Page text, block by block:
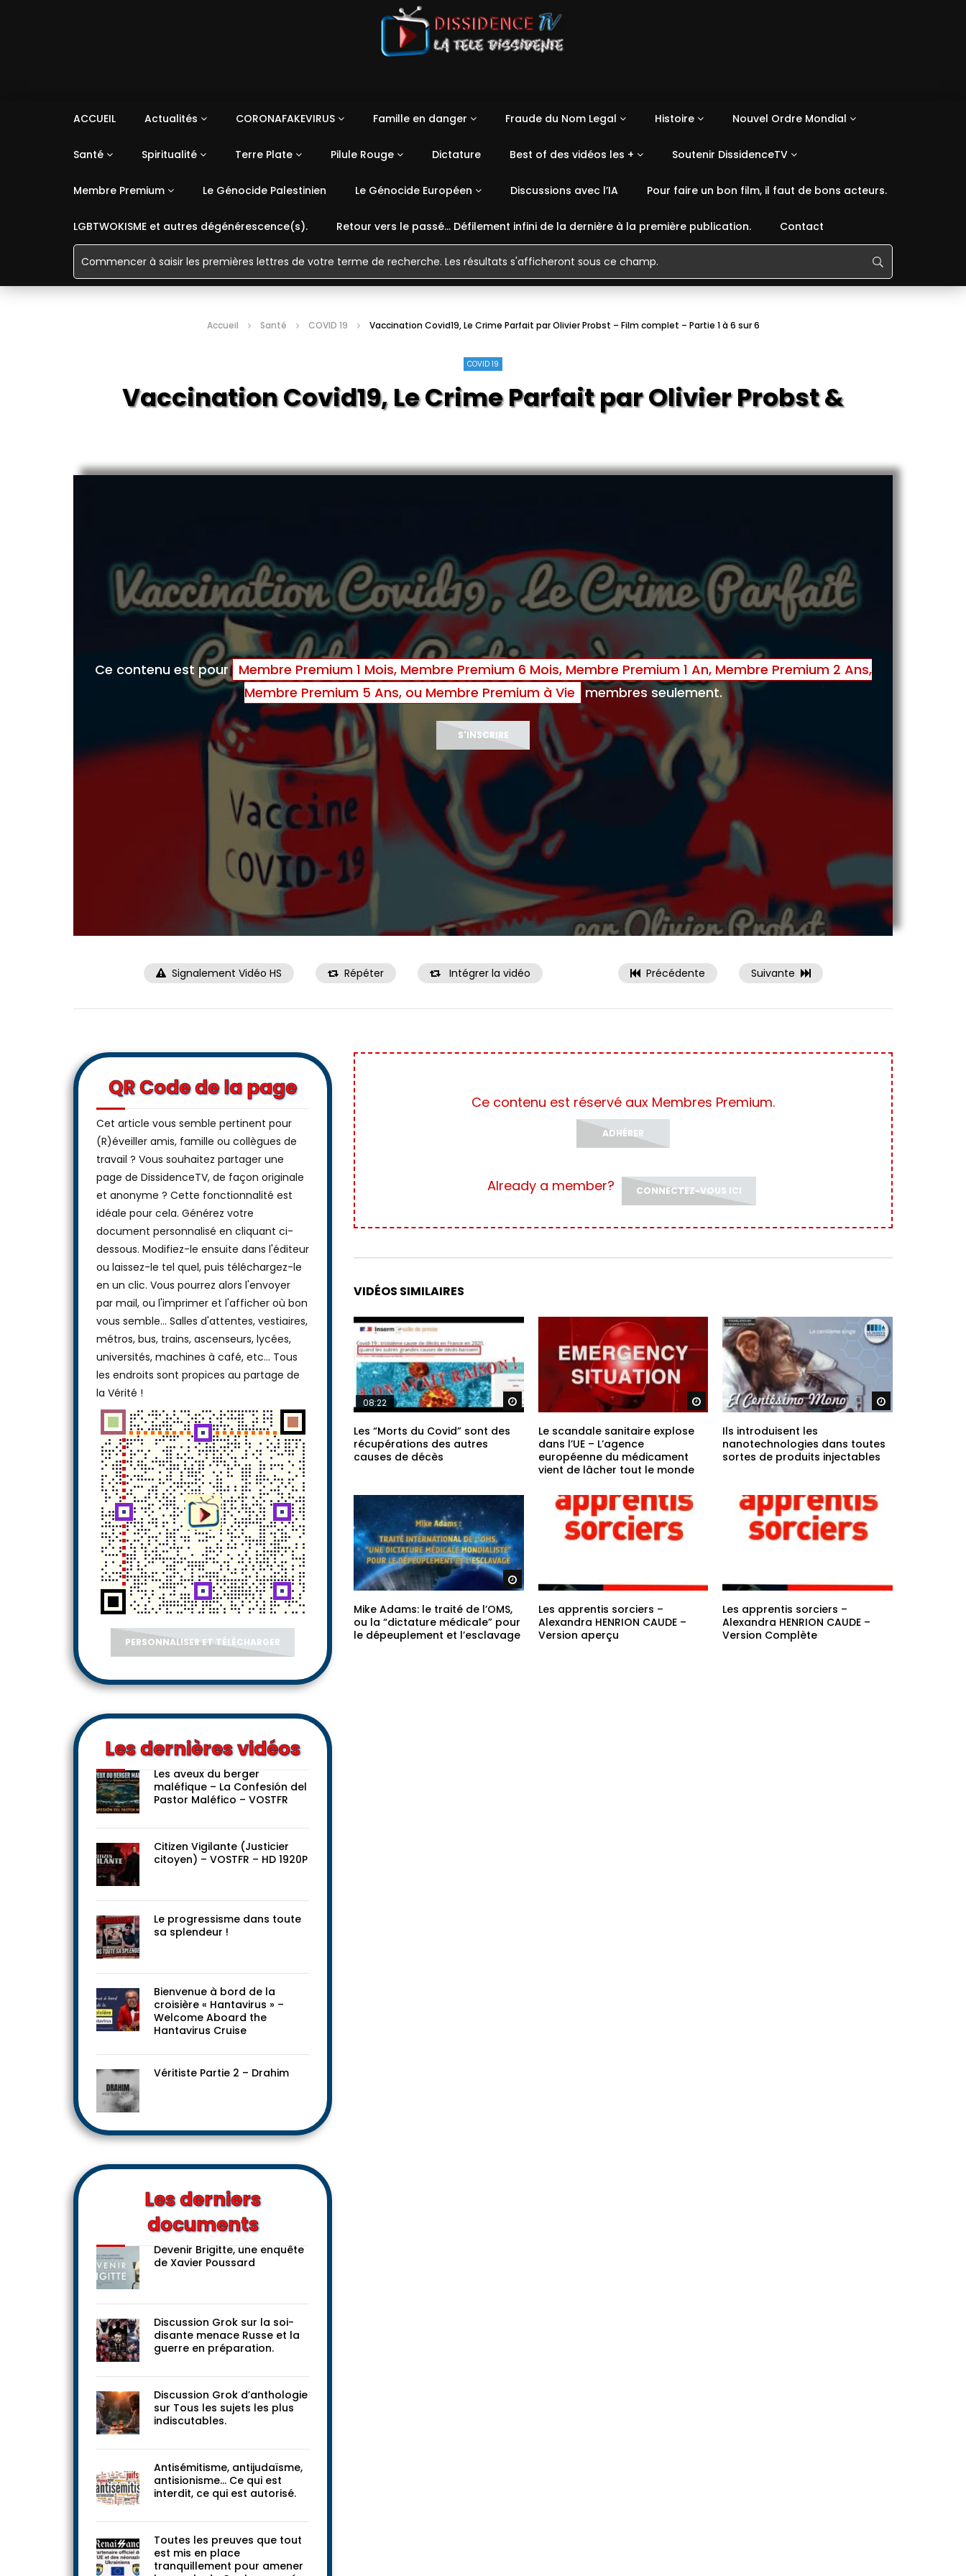
ACCUEIL Actualités CORONAFAKEVIRUS Famille en danger Fraude du Nom Legal Histoire Nouvel Ordre Mondial
Santé Spiritualité Terre Plate Pilule Rouge Dictature Best of des vidéos les + Soutenir DissidenceTV
Membre Premium Le Génocide Palestinien Le Génocide Européen Discussions avec l’IA Pour faire un bon film, il faut de bons acteurs.
LGBTWOKISME et autres dégénérescence(s). Retour vers le passé… Défilement infini de la dernière à la première publication. Contact
Accueil Santé COVID 19 Vaccination Covid19, Le Crime Parfait par Olivier Probst – Film complet – Partie 1 à 6 sur 6
COVID 19
Vaccination Covid19, Le Crime Parfait par Olivier Probst – Film
Ce contenu est pour
Membre Premium 1 Mois, Membre Premium 6 Mois, Membre Premium 1 An, Membre Premium 2 Ans,
Membre Premium 5 Ans, ou Membre Premium à Vie
membres seulement.
S'INSCRIRE
Signalement Vidéo HS Répéter Intégrer la vidéo Précédente Suivante
Ce contenu est réservé aux Membres Premium.
VIDÉOS SIMILAIRES
Regarder plus tard
08:22
Les “Morts du Covid” sont des
Regarder plus tard
Le scandale sanitaire explose
dans l’UE – L’agence
vient de lâcher tout le monde
Ils introduisent les
Regarder plus tard
Mike Adams: le traité de l’OMS,
Les apprentis sorciers –
Les apprentis sorciers –
QR Code de la page
Cet article vous semble pertinent pour
(R)éveiller amis, famille ou collègues de
travail ? Vous souhaitez partager une
page de DissidenceTV, de façon originale
et anonyme ? Cette fonctionnalité est
idéale pour cela. Générez votre
document personnalisé en cliquant ci-
dessous. Modifiez-le ensuite dans l'éditeur
ou laissez-le tel quel, puis téléchargez-le
en un clic. Vous pourrez alors l'envoyer
par mail, ou l'imprimer et l'afficher où bon
vous semble… Salles d'attentes, vestiaires,
métros, bus, trains, ascenseurs, lycées,
universités, machines à café, etc... Tous
les endroits sont propices au partage de
la Vérité !
Les dernières vidéos
Les aveux du berger
Pastor Maléfico – VOSTFR
Bienvenue à bord de la
croisière « Hantavirus » –
Les derniers
documents
Discussion Grok sur la soi-
guerre en préparation.
Discussion Grok d’anthologie
indiscutables.
Antisémitisme, antijudaïsme,
interdit, ce qui est autorisé.
Toutes les preuves que tout